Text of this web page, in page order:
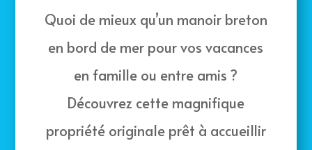
Quoi de mieux qu’un manoir breton
en bord de mer pour vos vacances
en famille ou entre amis ?
Découvrez cette magnifique
propriété originale prêt à accueillir